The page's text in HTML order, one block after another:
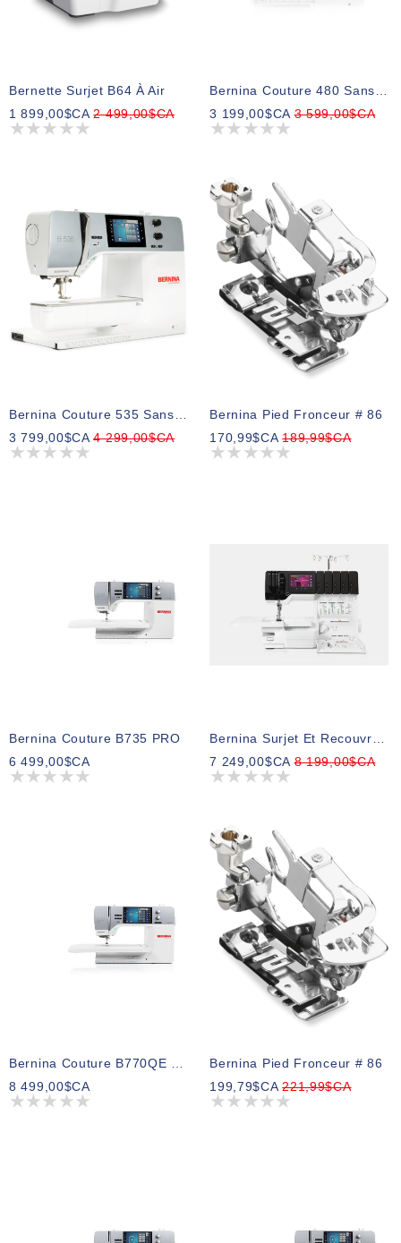
Bernette Surjet B64 À Air
1 899,00$CA2 499,00$CA
3 199,00$CA3 599,00$CA
3 799,00$CA4 299,00$CA
Bernina Pied Fronceur # 86
170,99$CA189,99$CA
Bernina Couture B735 PRO
6 499,00$CA
Bernina Surjet Et Recouvrement L890
7 249,00$CA8 199,00$CA
8 499,00$CA
Bernina Pied Fronceur # 86
199,79$CA221,99$CA